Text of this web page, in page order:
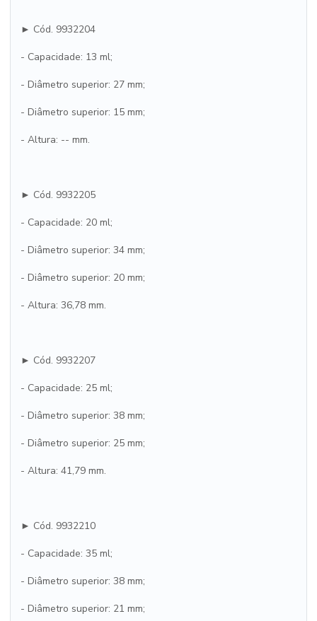
► Cód. 9932204
- Capacidade: 13 ml;
- Diâmetro superior: 27 mm;
- Diâmetro superior: 15 mm;
- Altura: -- mm.
► Cód. 9932205
- Capacidade: 20 ml;
- Diâmetro superior: 34 mm;
- Diâmetro superior: 20 mm;
- Altura: 36,78 mm.
► Cód. 9932207
- Capacidade: 25 ml;
- Diâmetro superior: 38 mm;
- Diâmetro superior: 25 mm;
- Altura: 41,79 mm.
► Cód. 9932210
- Capacidade: 35 ml;
- Diâmetro superior: 38 mm;
- Diâmetro superior: 21 mm;